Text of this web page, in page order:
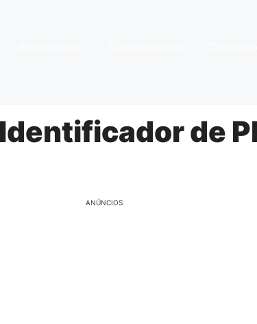
de
ANÚNCIOS